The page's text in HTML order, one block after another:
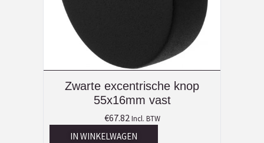
Zwarte excentrische knop
55x16mm vast
€67.82 Incl. BTW
IN WINKELWAGEN